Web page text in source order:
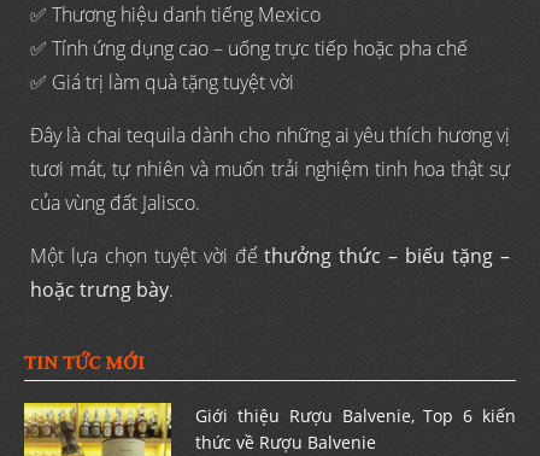
✅ Thương hiệu danh tiếng Mexico
✅ Tính ứng dụng cao – uống trực tiếp hoặc pha chế
✅ Giá trị làm quà tặng tuyệt vời
Đây là chai tequila dành cho những ai yêu thích hương vị
tươi mát, tự nhiên và muốn trải nghiệm tinh hoa thật sự
của vùng đất Jalisco.
Một lựa chọn tuyệt vời đểthưởng thức – biếu tặng –
hoặc trưng bày.
TIN TỨC MỚI
Giới thiệu Rượu Balvenie, Top 6 kiến
thức về Rượu Balvenie